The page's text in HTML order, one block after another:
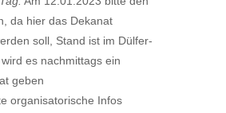
da hier das Dekanat
soll, Stand ist im Dülfer-
es nachmittags ein
geben
organisatorische Infos